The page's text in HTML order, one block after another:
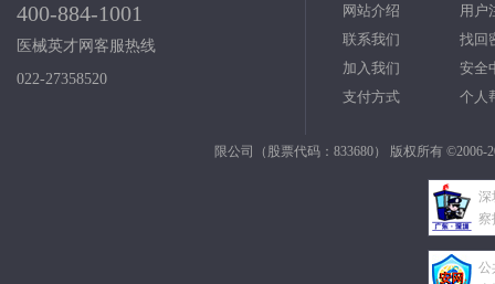
400-884-1001
医械英才网客服热线
022-27358520
网站介绍
联系我们
加入我们
支付方式
用户
找回
安全
个人
限公司（股票代码：833680） 版权所有 ©2006-
深
察
公